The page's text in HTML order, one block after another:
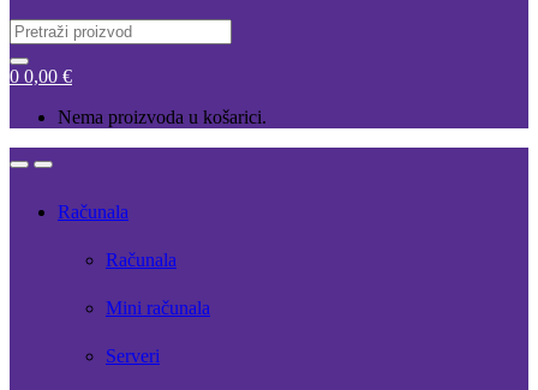
Search
for:
0 0,00 €
Nema proizvoda u košarici.
OpenClose
Računala
Računala
Mini računala
Serveri